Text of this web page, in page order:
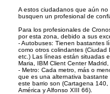
A estos ciudadanos que aún
busquen un profesional de
Para los profesionales de
por esta zona, debido a sus
- Autobuses: Tienen bastantes
como otros colindantes (Ciudad
etc.) Las líneas están situadas
Maria, IBM Client Center Madrid,
- Metro: Cada metro, más o
que es una alternativa
este barrio son (Cartagena
América y Alfonso XIII 66).